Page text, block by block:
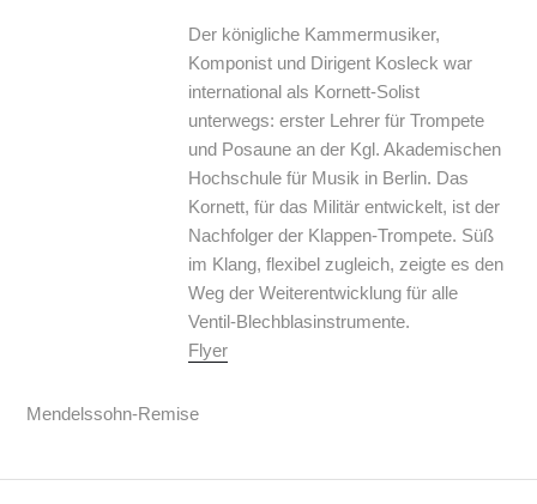
Der königliche Kammermusiker,
Komponist und Dirigent Kosleck war
international als Kornett-Solist
unterwegs: erster Lehrer für Trompete
und Posaune an der Kgl. Akademischen
Hochschule für Musik in Berlin. Das
Kornett, für das Militär entwickelt, ist der
Nachfolger der Klappen-Trompete. Süß
im Klang, flexibel zugleich, zeigte es den
Weg der Weiterentwicklung für alle
Ventil-Blechblasinstrumente.
Flyer
Mendelssohn-Remise